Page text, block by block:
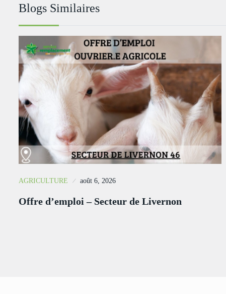
Blogs Similaires
AGRICULTURE août 6, 2026
Offre d’emploi – Secteur de Livernon